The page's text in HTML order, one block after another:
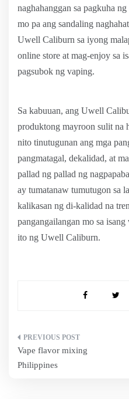
naghahanggan sa pagkuha
mo pa ang sandaling
Uwell Caliburn sa iyong
online store at mag-enjoy sa
pagsubok ng vaping.
Sa kabuuan, ang Uwell
produktong mayroon sulit na
nito tinutugunan ang mga
pangmatagal, dekalidad, at
pallad ng pallad ng
ay tumatanaw tumutugon sa
kalikasan ng di-kalidad na
pangangailangan mo sa
ito ng Uwell Caliburn.
Post
navigation
Vape flavor mixing
Philippines